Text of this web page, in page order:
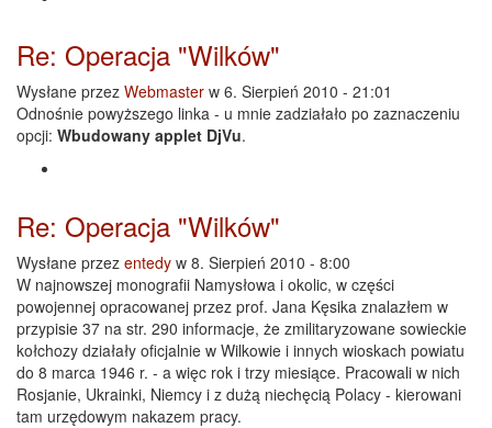
Re: Operacja "Wilków"
Wysłane przez Webmaster w 6. Sierpień 2010 - 21:01
Odnośnie powyższego linka - u mnie zadziałało po zaznaczeniu
opcji: Wbudowany applet DjVu.
Re: Operacja "Wilków"
Wysłane przez entedy w 8. Sierpień 2010 - 8:00
W najnowszej monografii Namysłowa i okolic, w części
powojennej opracowanej przez prof. Jana Kęsika znalazłem w
przypisie 37 na str. 290 informacje, że zmilitaryzowane sowieckie
kołchozy działały oficjalnie w Wilkowie i innych wioskach powiatu
do 8 marca 1946 r. - a więc rok i trzy miesiące. Pracowali w nich
Rosjanie, Ukrainki, Niemcy i z dużą niechęcią Polacy - kierowani
tam urzędowym nakazem pracy.